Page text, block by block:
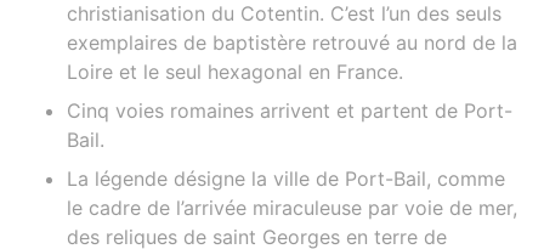
christianisation du Cotentin. C’est l’un des seuls
exemplaires de baptistère retrouvé au nord de la
Loire et le seul hexagonal en France.
Cinq voies romaines arrivent et partent de Port-
Bail.
La légende désigne la ville de Port-Bail, comme
le cadre de l’arrivée miraculeuse par voie de mer,
des reliques de saint Georges en terre de